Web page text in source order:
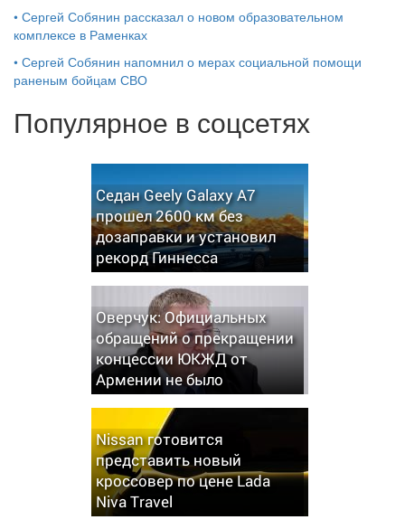
• Сергей Собянин рассказал о новом образовательном
комплексе в Раменках
• Сергей Собянин напомнил о мерах социальной помощи
раненым бойцам СВО
Популярное в соцсетях
Седан Geely Galaxy A7
прошел 2600 км без
дозаправки и установил
рекорд Гиннесса
Оверчук: Официальных
обращений о прекращении
концессии ЮКЖД от
Армении не было
Nissan готовится
представить новый
кроссовер по цене Lada
Niva Travel